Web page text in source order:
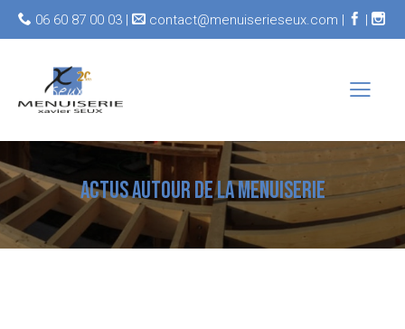
06 60 87 00 03 | contact@menuiserieseux.com | |
ACTUS AUTOUR DE LA MENUISERIE